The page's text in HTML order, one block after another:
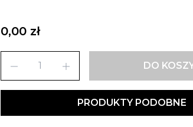
0,00 zł
remove add DO
PRODUKTY PODOBNE